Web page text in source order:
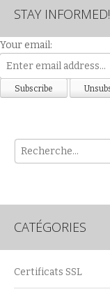
STAY INFORMED!
Your email:
Rech
CATÉGORIES
Certificats SSL